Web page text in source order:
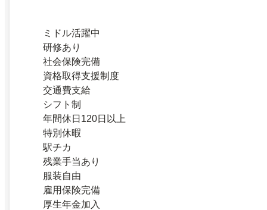
ミドル活躍中
研修あり
社会保険完備
資格取得支援制度
交通費支給
シフト制
年間休日120日以上
特別休暇
駅チカ
残業手当あり
服装自由
雇用保険完備
厚生年金加入